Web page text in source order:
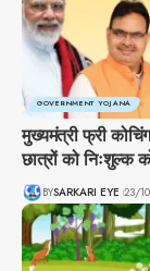
GOVERNMENT YOJANA
मुख्यमंत्री फ्री
छात्रों को निःशुल्क
BYSARKARI EYE 23/